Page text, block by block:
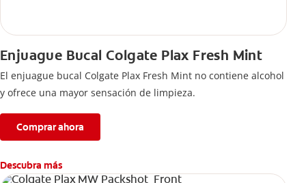
Enjuague Bucal Colgate Plax Fresh Mint
El enjuague bucal Colgate Plax Fresh Mint no contiene alcohol
y ofrece una mayor sensación de limpieza.
Comprar ahora
Descubra más